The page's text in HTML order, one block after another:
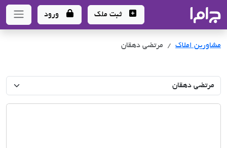
- سامانه جامع املاک و مشاورین املاک
ثبت ملک ورود
مشاورین املاک مرتضی دهقان